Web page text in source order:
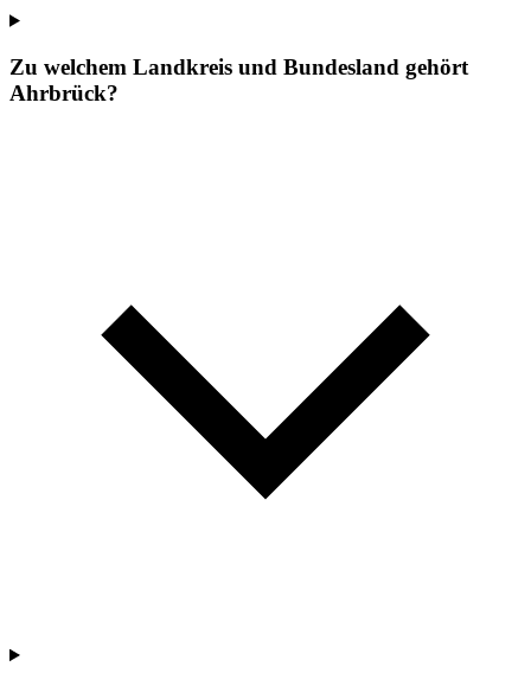
Zu welchem Landkreis und Bundesland gehört
Ahrbrück?